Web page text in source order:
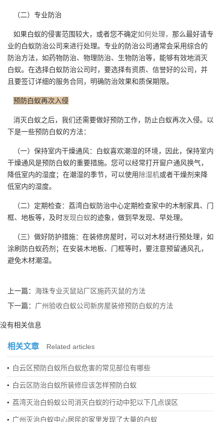
（二）专业防治
如果白蚁的侵害范围较大，或者您不确定如何处理， 那么最好请专
业的白蚁防治公司来进行处理。专业的防治公司通常会采用综合的
防治方法，如药物防治、物理防治、生物防治等，能够有效地消灭
白蚁。在选择白蚁防治公司时，要选择有资质、信誉好的公司，并
且要签订详细的服务合同，明确防治效果和质保期限。
预防白蚁再次入侵
消灭白蚁之后，我们还需要做好预防工作，防止白蚁再次入侵。以
下是一些预防白蚁的方法：
（一）保持室内干燥通风：白蚁喜欢潮湿的环境，因此，保持室内
干燥通风是预防白蚁的重要措施。您可以经常打开窗户通风换气，
降低室内的湿度；在潮湿的季节，可以使用 除湿机或者干燥剂来降
低室内的湿度。
（二）定期检查：荔湾白蚁防治中心定期检查家中的木制家具、门
框、地板等，及时发现白蚁的迹象，做到早发现、早处理。
（三）做好防护措施：在装修房屋时，可以对木材进行预处理，如
涂刷防白蚁药剂；在安装木地板、门框等时，要注意预留通风孔，
避免木材潮湿。
上一篇： 海珠专业灭鼠站厂区施药灭鼠的方法
下一篇： 广州验收白蚁公司新房屋装修预防白蚁的方法
没有相关信息
相关文章 Related articles
白云区预防白蚁所白蚁危害的常见部位有哪些
白云区防治白蚁所装修应该怎样预防白蚁
荔湾灭治白蚂蚁公司消灭白蚁的行动中犯以下几点误区
广州灭治白蚁中心居民的家里发现了大量的白蚁